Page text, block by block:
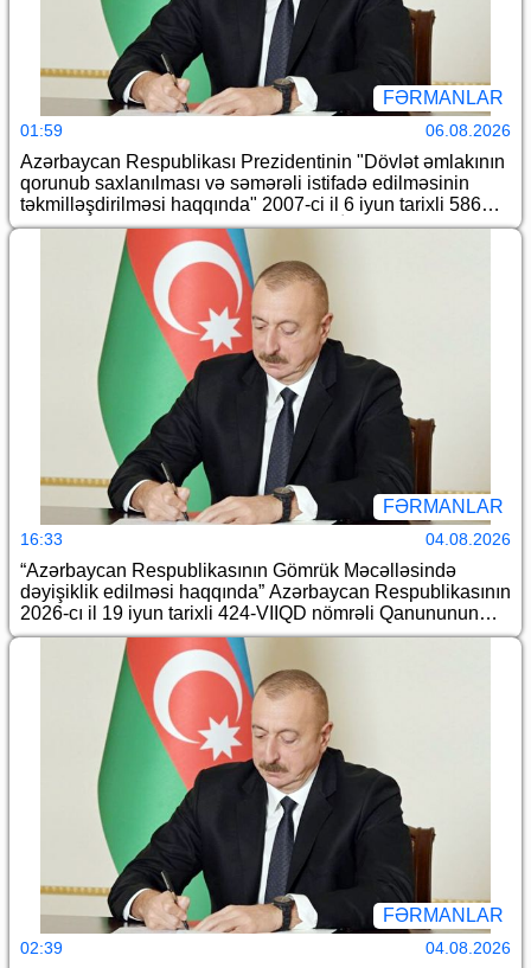
FƏRMANLAR
01:59 06.08.2026
Azərbaycan Respublikası Prezidentinin "Dövlət əmlakının
qorunub saxlanılması və səmərəli istifadə edilməsinin
təkmilləşdirilməsi haqqında" 2007-ci il 6 iyun tarixli 586
nömrəli və "Azərbaycan Respublikası İqtisadiyyat
Nazirliyinin fəaliyyətinin təmin edilməsi və "Azərbaycan
Respublikasının İqtisadiyyat Nazirliyi haqqında
Əsasnamə"nin təsdiqi və "Azərbaycan Respublikası
İqtisadiyyat Nazirliyinin fəaliyyətinin təmin edilməsi və
"Azərbaycan Respublikası İqtisadi İnkişaf Nazirliyinin
fəaliyyətinin təkmilləşdirilməsi ilə bağlı tədbirlər haqqında"
Azərbaycan Respublikası Prezidentinin 2006-cı il 28
dekabr tarixli 504 nömrəli Fərmanında dəyişikliklər
edilməsi barədə" 2014-cü il 20 fevral tarixli 111 nömrəli
Fərmanında dəyişiklik edilməsi haqqında" Azərbaycan
Respublikası Prezidentinin 2019-cu il 30 dekabr tarixli 911
nömrəli Fərmanında dəyişiklik edilməsi barədə" 2020-ci il
12 may tarixli 1017 nömrəli fərmanlarında dəyişiklik
edilməsi haqqında
FƏRMANLAR
16:33 04.08.2026
“Azərbaycan Respublikasının Gömrük Məcəlləsində
dəyişiklik edilməsi haqqında” Azərbaycan Respublikasının
2026-cı il 19 iyun tarixli 424-VIIQD nömrəli Qanununun
tətbiqi və “Azərbaycan Respublikası Gömrük Məcəlləsinin
təsdiq edilməsi haqqında” Azərbaycan Respublikası
Qanununun tətbiqi barədə” Azərbaycan Respublikası
Prezidentinin 2011-ci il 15 sentyabr tarixli 499 nömrəli
Fərmanında dəyişiklik edilməsi haqqında
FƏRMANLAR
02:39 04.08.2026